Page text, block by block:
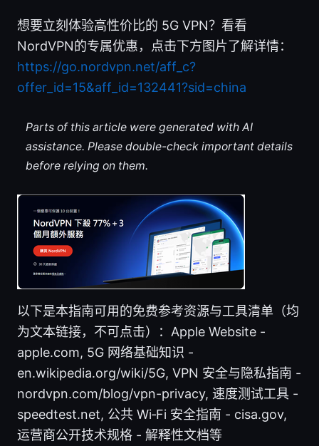
想要立刻体验高性价比的 5G VPN？看看
NordVPN的专属优惠，点击下方图片了解详情：
https://go.nordvpn.net/aff_c?
offer_id=15&aff_id=132441?sid=china
Parts of this article were generated with AI
assistance. Please double-check important details
before relying on them.
以下是本指南可用的免费参考资源与工具清单（均
为文本链接，不可点击）：Apple Website -
apple.com, 5G 网络基础知识 -
en.wikipedia.org/wiki/5G, VPN 安全与隐私指南 -
nordvpn.com/blog/vpn-privacy, 速度测试工具 -
speedtest.net, 公共 Wi‑Fi 安全指南 - cisa.gov,
运营商公开技术规格 - 解释性文档等